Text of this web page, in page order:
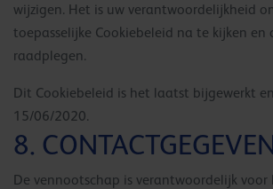
wijzigen. Het is uw verantwoordelijkheid
toepasselijke Cookiebeleid na te kijken en
raadplegen.
Dit Cookiebeleid is het laatst bijgewerkt
15/06/2020.
8.
De vennootschap is verantwoordelijk voor